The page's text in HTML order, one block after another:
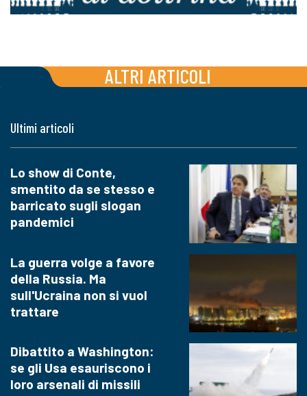
ALTRI ARTICOLI
Ultimi articoli
Lo show di Conte,
smentito da se stesso e
barricato sugli slogan
pandemici
La guerra volge a favore
della Russia. Ma
sull'Ucraina non si vuol
trattare
Dibattito a Washington:
se gli Usa esauriscono i
loro arsenali di missili